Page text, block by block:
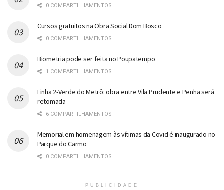
0 COMPARTILHAMENTOS
Cursos gratuitos na Obra Social Dom Bosco
0 COMPARTILHAMENTOS
Biometria pode ser feita no Poupatempo
1 COMPARTILHAMENTOS
Linha 2-Verde do Metrô: obra entre Vila Prudente e Penha será
retomada
6 COMPARTILHAMENTOS
Memorial em homenagem às vítimas da Covid é inaugurado no
Parque do Carmo
0 COMPARTILHAMENTOS
PUBLICIDADE